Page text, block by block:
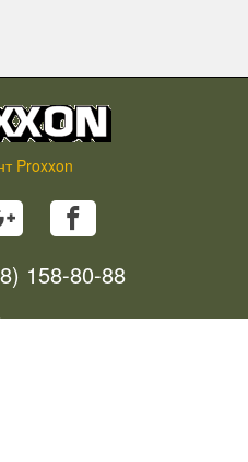
Proxxon
158-80-88